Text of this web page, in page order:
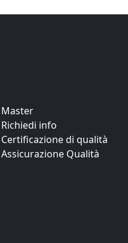
Master
Richiedi info
Certificazione di qualità
Assicurazione Qualità